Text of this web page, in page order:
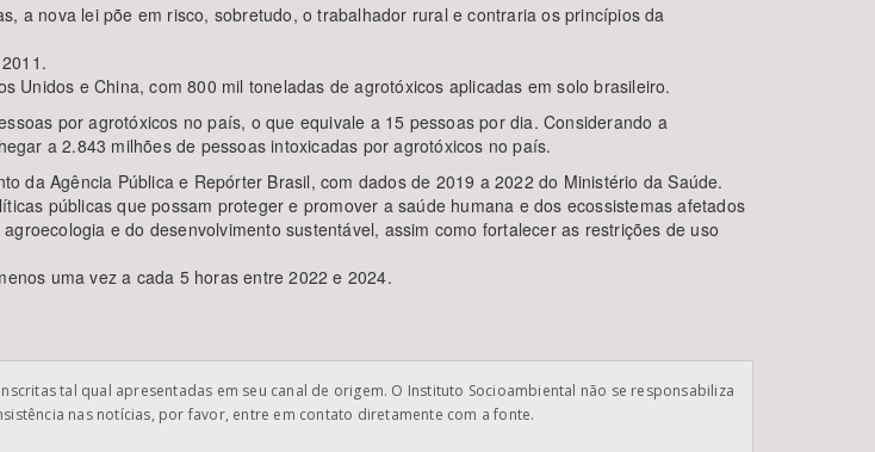
a nova lei põe em risco, sobretudo, o trabalhador rural e contraria os princípios da
Unidos e China, com 800 mil toneladas de agrotóxicos aplicadas em solo brasileiro.
por agrotóxicos no país, o que equivale a 15 pessoas por dia. Considerando a
a 2.843 milhões de pessoas intoxicadas por agrotóxicos no país.
da Agência Pública e Repórter Brasil, com dados de 2019 a 2022 do Ministério da Saúde.
públicas que possam proteger e promover a saúde humana e dos ecossistemas afetados
e do desenvolvimento sustentável, assim como fortalecer as restrições de uso
uma vez a cada 5 horas entre 2022 e 2024.
tal qual apresentadas em seu canal de origem. O Instituto Socioambiental não se responsabiliza
nas notícias, por favor, entre em contato diretamente com a fonte.